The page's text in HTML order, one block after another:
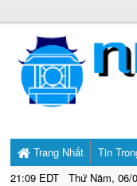
Trang Nhất
21:09 EDT Thứ Năm, 06/
Tin